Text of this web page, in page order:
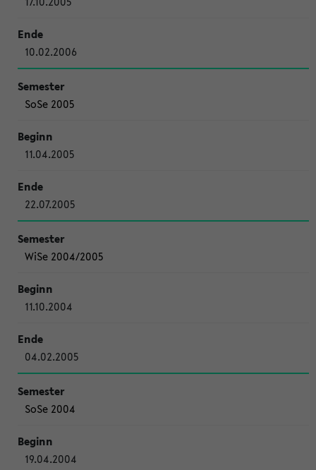
10.02.2006
SoSe 2005
11.04.2005
22.07.2005
WiSe 2004/2005
11.10.2004
04.02.2005
SoSe 2004
19.04.2004